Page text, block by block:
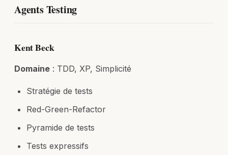
Agents Testing
Kent Beck
Domaine : TDD, XP, Simplicité
Stratégie de tests
Red-Green-Refactor
Pyramide de tests
Tests expressifs